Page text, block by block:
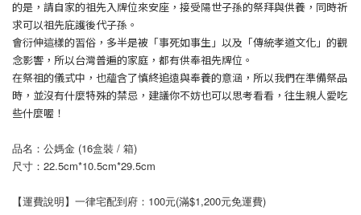
的是，請自家的祖先入牌位來安座，接受陽世子孫的祭拜與供養，同時祈
求可以祖先庇護後代子孫。
會衍伸這樣的習俗，多半是被「事死如事生」以及「傳統孝道文化」的觀
念影響，所以台灣普遍的家庭，都有供奉祖先牌位。
在祭祖的儀式中，也蘊含了慎終追遠與奉養的意涵，所以我們在準備祭品
時，並沒有什麼特殊的禁忌，建議你不妨也可以思考看看，往生親人愛吃
些什麼喔！
品名：公媽金 (16盒裝 / 箱)
尺寸：22.5cm*10.5cm*29.5cm
【運費說明】一律宅配到府：100元(滿$1,200元免運費)